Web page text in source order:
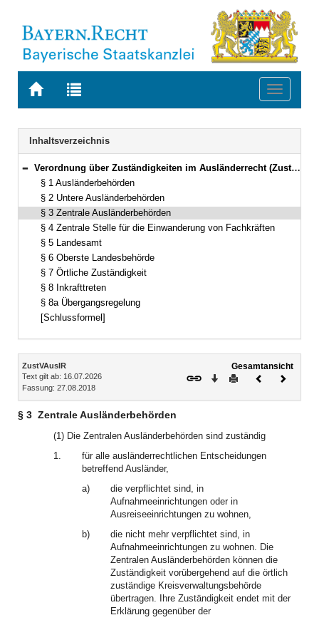
Zur
BAYERN.RECHT
Zur
letzten
Suche
Toggle
Navigation
Inhaltsverzeichnis
Bereich reduzieren
Verordnung über Zuständigkeiten im Ausländerrecht (Zuständigkeitsverordnung Ausländerrecht – ZustVAuslR) Vom 27. August 2018 (GVBl. S. 714, 738) BayRS 26-1-1-I (§§ 1–8a)
§ 1 Ausländerbehörden
§ 2 Untere Ausländerbehörden
§ 3 Zentrale Ausländerbehörden
§ 4 Zentrale Stelle für die Einwanderung von Fachkräften
§ 5 Landesamt
§ 6 Oberste Landesbehörde
§ 7 Örtliche Zuständigkeit
§ 8 Inkrafttreten
§ 8a Übergangsregelung
[Schlussformel]
Inhalt
ZustVAuslR
Text gilt ab: 16.07.2026
Fassung: 27.08.2018
Gesamtansicht
Download
DruckenVorheriges
§ 3 Zentrale Ausländerbehörden
(1) Die Zentralen Ausländerbehörden sind zuständig
1.
für alle ausländerrechtlichen Entscheidungen
betreffend Ausländer,
a)
die verpflichtet sind, in
Aufnahmeeinrichtungen oder in
Ausreiseeinrichtungen zu wohnen,
b)
die nicht mehr verpflichtet sind, in
Aufnahmeeinrichtungen zu wohnen. Die
Zentralen Ausländerbehörden können die
Zuständigkeit vorübergehend auf die örtlich
zuständige Kreisverwaltungsbehörde
übertragen. Ihre Zuständigkeit endet mit der
Erklärung gegenüber der